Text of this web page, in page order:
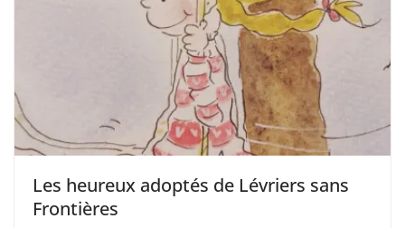
Les heureux adoptés de Lévriers sans
Frontières